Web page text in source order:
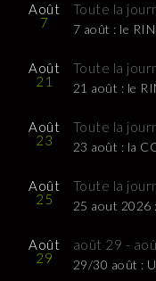
Août
7
Toute la
7 août : le
Août
21
Toute la
21 août : le
Août
23
Toute la
23 août : la
Août
25
Toute la
25 aout 2026
Août
29
août 29 -
29/30 août :